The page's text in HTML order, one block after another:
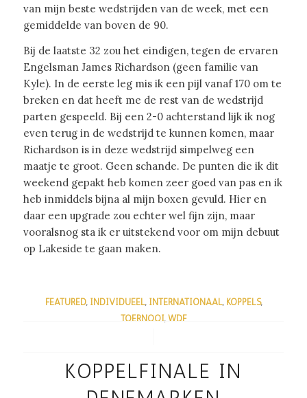
van mijn beste wedstrijden van de week, met een
gemiddelde van boven de 90.
Bij de laatste 32 zou het eindigen, tegen de ervaren
Engelsman James Richardson (geen familie van
Kyle). In de eerste leg mis ik een pijl vanaf 170 om te
breken en dat heeft me de rest van de wedstrijd
parten gespeeld. Bij een 2-0 achterstand lijk ik nog
even terug in de wedstrijd te kunnen komen, maar
Richardson is in deze wedstrijd simpelweg een
maatje te groot. Geen schande. De punten die ik dit
weekend gepakt heb komen zeer goed van pas en ik
heb inmiddels bijna al mijn boxen gevuld. Hier en
daar een upgrade zou echter wel fijn zijn, maar
vooralsnog sta ik er uitstekend voor om mijn debuut
op Lakeside te gaan maken.
FEATURED, INDIVIDUEEL, INTERNATIONAAL, KOPPELS,
TOERNOOI,WDF
KOPPELFINALE IN